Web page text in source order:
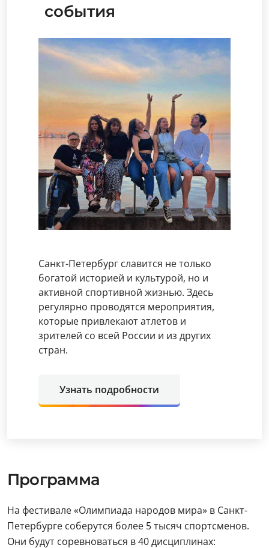
события
Санкт-Петербург славится не только
богатой историей и культурой, но и
активной спортивной жизнью. Здесь
регулярно проводятся мероприятия,
которые привлекают атлетов и
зрителей со всей России и из других
стран.
Узнать подробности
Программа
На фестивале «Олимпиада народов мира» в Санкт-
Петербурге соберутся более 5 тысяч спортсменов.
Они будут соревноваться в 40 дисциплинах: